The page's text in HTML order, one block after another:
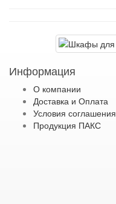
Информация
О компании
Доставка и Оплата
Условия соглашения
Продукция ПАКС